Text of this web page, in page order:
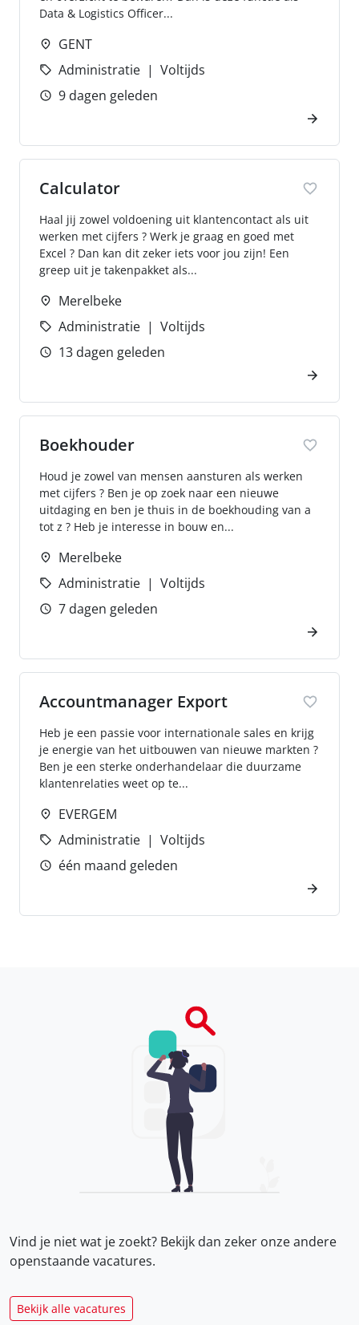
Data & Logistics Officer...
GENT
Administratie
Voltijds
9 dagen geleden
Calculator
Haal jij zowel voldoening uit klantencontact als uit
werken met cijfers ? Werk je graag en goed met
Excel ? Dan kan dit zeker iets voor jou zijn! Een
greep uit je takenpakket als...
Merelbeke
Administratie
Voltijds
13 dagen geleden
Boekhouder
Houd je zowel van mensen aansturen als werken
met cijfers ? Ben je op zoek naar een nieuwe
uitdaging en ben je thuis in de boekhouding van a
tot z ? Heb je interesse in bouw en...
Merelbeke
Administratie
Voltijds
7 dagen geleden
Accountmanager Export
Heb je een passie voor internationale sales en krijg
je energie van het uitbouwen van nieuwe markten ?
Ben je een sterke onderhandelaar die duurzame
klantenrelaties weet op te...
EVERGEM
Administratie
Voltijds
één maand geleden
Vind je niet wat je zoekt? Bekijk dan zeker onzeandere
openstaande vacatures.
Bekijk alle vacatures